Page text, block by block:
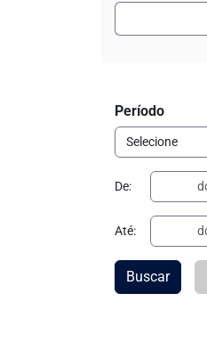
Período
De:
Até:
Buscar